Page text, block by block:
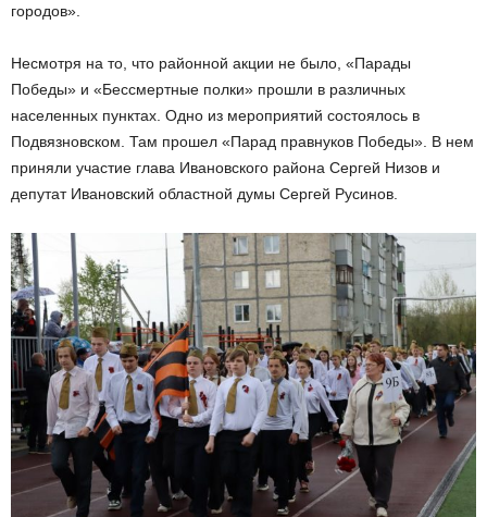
городов».
Несмотря на то, что районной акции не было, «Парады
Победы» и «Бессмертные полки» прошли в различных
населенных пунктах. Одно из мероприятий состоялось в
Подвязновском. Там прошел «Парад правнуков Победы». В нем
приняли участие глава Ивановского района Сергей Низов и
депутат Ивановский областной думы Сергей Русинов.